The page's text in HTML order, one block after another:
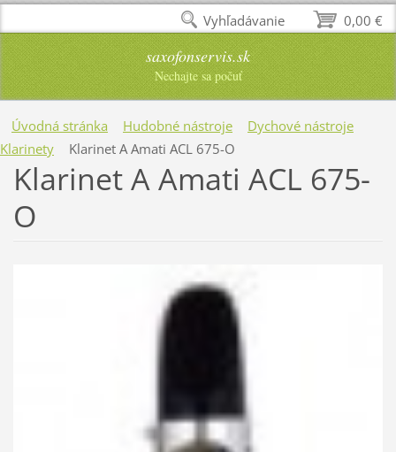
saxofonservis.sk
Nechajte sa počuť
Úvodná stránka Hudobné nástroje
Dychové nástroje
Klarinety
Klarinet A Amati ACL 675-O
Klarinet A Amati ACL 675-
O
0,00 €
Vyhľadávanie